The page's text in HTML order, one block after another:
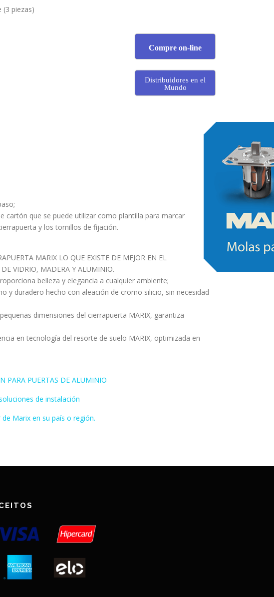
(3 piezas)
Compre on-line
Distribuidores en el
Mundo
cartón que se puede utilizar como plantilla para marcar
y los tornillos de fijación.
MARIX LO QUE EXISTE DE MEJOR EN EL
VIDRIO, MADERA Y ALUMINIO.
belleza y elegancia a cualquier ambiente;
y duradero hecho con aleación de cromo silicio, sin necesidad
dimensiones del cierrapuerta MARIX, garantiza
en tecnología del resorte de suelo MARIX, optimizada en
PARA PUERTAS DE ALUMINIO
de instalación
Marix en su país o región.